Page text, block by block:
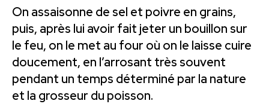
On assaisonne de sel et poivre en grains,
puis, après lui avoir fait jeter un bouillon sur
le feu, on le met au four où on le laisse cuire
doucement, en l’arrosant très souvent
pendant un temps déterminé par la nature
et la grosseur du poisson.